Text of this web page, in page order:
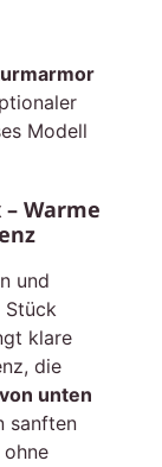
Modell
Warme
und
Stück
klare
die
von unten
sanften